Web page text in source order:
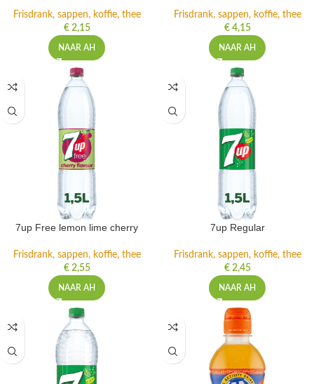
Frisdrank, sappen, koffie, thee
€2,15
NAAR AH
Frisdrank, sappen, koffie, thee
€4,15
NAAR AH
7up Free lemon lime cherry
Frisdrank, sappen, koffie, thee
€2,55
NAAR AH
7up Regular
Frisdrank, sappen, koffie, thee
€2,45
NAAR AH